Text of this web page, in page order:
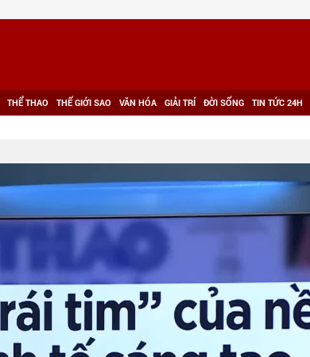
THỂ THAO THẾ GIỚI SAO VĂN HÓA GIẢI TRÍ ĐỜI SỐNG TIN TỨC 24H